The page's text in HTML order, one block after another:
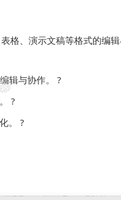
格、演示文稿等格式的编
辑与协作。 ?
?
。 ?